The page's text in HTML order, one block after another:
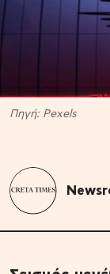
Πηγή: Pexels